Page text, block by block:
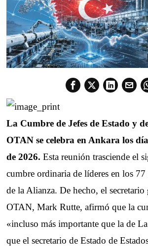
La Cumbre de Jefes de Estado y
OTAN se celebra en Ankara los
de 2026. Esta reunión trasciende el
cumbre ordinaria de líderes en los
de la Alianza. De hecho, el secretario
OTAN, Mark Rutte, afirmó que la
«incluso más importante que la de
que el secretario de Estado de